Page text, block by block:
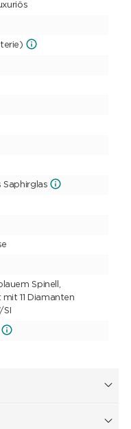
Saphirglas
Spinell,
11 Diamanten